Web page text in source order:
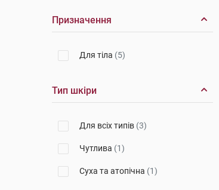
Призначення
Для тіла (5)
Тип шкіри
Для всіх типів (3)
Чутлива (1)
Суха та атопічна (1)